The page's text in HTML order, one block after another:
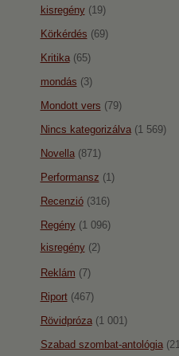
kisregény(19)
Körkérdés (69)
Kritika(65)
mondás (3)
Mondott vers (79)
Nincs kategorizálva(1 569)
Novella(871)
Performansz (1)
Recenzió(316)
Regény(1 096)
kisregény(2)
Reklám (7)
Riport(467)
Rövidpróza(1 001)
Szabad szombat-antológia